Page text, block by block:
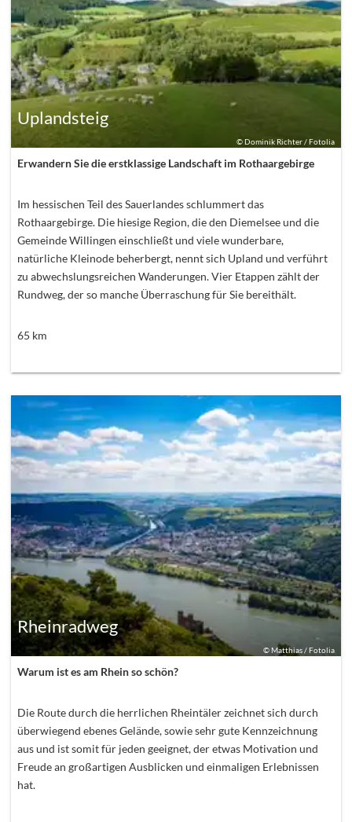
©Dominik Richter / Fotolia
Uplandsteig
Erwandern Sie die erstklassige Landschaft im Rothaargebirge
Im hessischen Teil des Sauerlandes schlummert das
Rothaargebirge. Die hiesige Region, die den Diemelsee und die
Gemeinde Willingen einschließt und viele wunderbare,
natürliche Kleinode beherbergt, nennt sich Upland und verführt
zu abwechslungsreichen Wanderungen. Vier Etappen zählt der
Rundweg, der so manche Überraschung für Sie bereithält.
65 km
© Matthias / Fotolia
Rheinradweg
Warum ist es am Rhein so schön?
Die Route durch die herrlichen Rheintäler zeichnet sich durch
überwiegend ebenes Gelände, sowie sehr gute Kennzeichnung
aus und ist somit für jeden geeignet, der etwas Motivation und
Freude an großartigen Ausblicken und einmaligen Erlebnissen
hat.